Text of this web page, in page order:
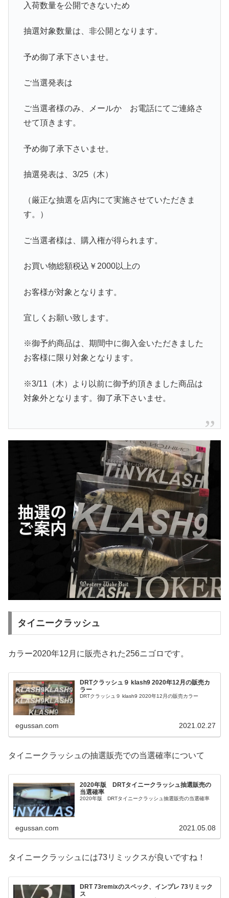
入荷数量を公開できないため
抽選対象数量は、非公開となります。
予め御了承下さいませ。
ご当選発表は
ご当選者様のみ、メールか お電話にてご連絡さ
せて頂きます。
予め御了承下さいませ。
抽選発表は、3/25（木）
（厳正な抽選を店内にて実施させていただきま
す。）
ご当選者様は、購入権が得られます。
お買い物総額税込￥2000以上の
お客様が対象となります。
宜しくお願い致します。
※御予約商品は、期間中に御入金いただきました
お客様に限り対象となります。
※3/11（木）より以前に御予約頂きました商品は
対象外となります。御了承下さいませ。
タイニークラッシュ
カラー2020年12月に販売された256ニゴロです。
DRTクラッシュ９ klash9 2020年12月の販売カ
ラー
DRTクラッシュ９ klash9 2020年12月の販売カラー
egussan.com 2021.02.27
タイニークラッシュの抽選販売での当選確率について
2020年版 DRTタイニークラッシュ抽選販売の
当選確率
2020年版 DRTタイニークラッシュ抽選販売の当選確率
egussan.com 2021.05.08
タイニークラッシュには73リミックスが良いですね！
DRT 73remixのスペック、インプレ 73リミック
ス